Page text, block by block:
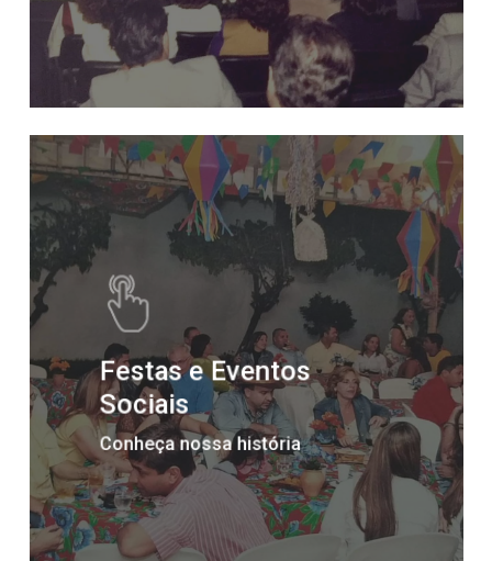
Festas e Eventos
Sociais
Conheça nossa história